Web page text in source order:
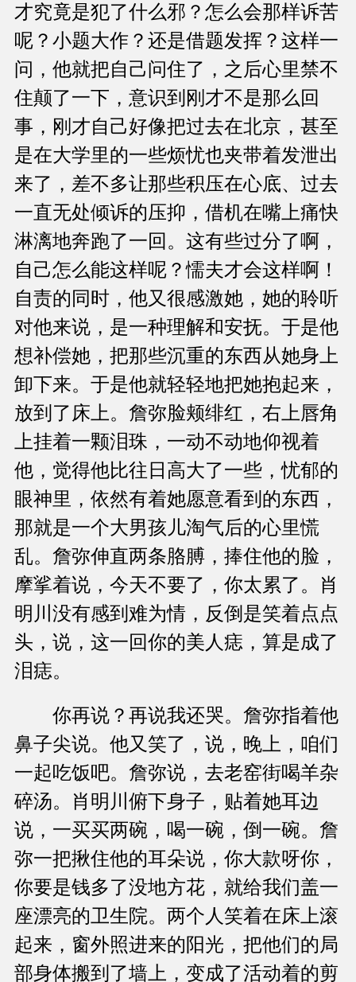
才究竟是犯了什么邪？怎么会那样诉苦
呢？小题大作？还是借题发挥？这样一
问，他就把自己问住了，之后心里禁不
住颠了一下，意识到刚才不是那么回
事，刚才自己好像把过去在北京，甚至
是在大学里的一些烦忧也夹带着发泄出
来了，差不多让那些积压在心底、过去
一直无处倾诉的压抑，借机在嘴上痛快
淋漓地奔跑了一回。这有些过分了啊，
自己怎么能这样呢？懦夫才会这样啊！
自责的同时，他又很感激她，她的聆听
对他来说，是一种理解和安抚。于是他
想补偿她，把那些沉重的东西从她身上
卸下来。于是他就轻轻地把她抱起来，
放到了床上。詹弥脸颊绯红，右上唇角
上挂着一颗泪珠，一动不动地仰视着
他，觉得他比往日高大了一些，忧郁的
眼神里，依然有着她愿意看到的东西，
那就是一个大男孩儿淘气后的心里慌
乱。詹弥伸直两条胳膊，捧住他的脸，
摩挲着说，今天不要了，你太累了。肖
明川没有感到难为情，反倒是笑着点点
头，说，这一回你的美人痣，算是成了
泪痣。
你再说？再说我还哭。詹弥指着他
鼻子尖说。他又笑了，说，晚上，咱们
一起吃饭吧。詹弥说，去老窑街喝羊杂
碎汤。肖明川俯下身子，贴着她耳边
说，一买买两碗，喝一碗，倒一碗。詹
弥一把揪住他的耳朵说，你大款呀你，
你要是钱多了没地方花，就给我们盖一
座漂亮的卫生院。两个人笑着在床上滚
起来，窗外照进来的阳光，把他们的局
部身体搬到了墙上，变成了活动着的剪